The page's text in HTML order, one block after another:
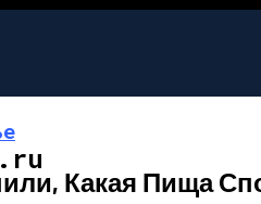
Какая Пища